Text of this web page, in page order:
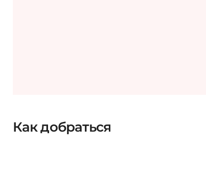
Как добраться